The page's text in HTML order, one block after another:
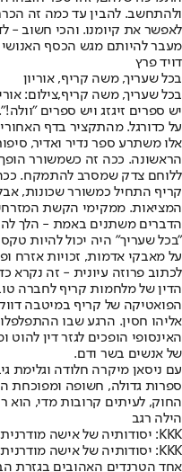
ולהתחשב. להבין עד כמה זה
לאפשר את קיומנו. והכי חשוב -
מעבר להיותם מגש הכסף האנושי
דויד פרץ
בכל שעריך, משה קריף, אוריון
בכל שעריך, משה קריף,צילום:
יש ספרים זיגזג ויש ספרים
על כדורגל. מהתקציר בדף
אלו משתרע ספר נדיר ואדיר,
הראשונה. ככה זה כשמשורר הופך
ללוחם צדק שמסרב להתמקח.
קריף התחיל כמשורר שכונות,
המציאות. ממקימי הקשת
הדברים משתנים באמת - הלך
"בכל שעריך" היה יכול להיות
על מאבקי אדמות, זכויות אזרח
לכתוב פרוזה עיונית - זה נקרא
הדין של מלחמות קריף לחברה
הפואטיקה של קריף במיטבה
אליהו חסין. הרגע שבו
האינסופי הופכים לגזר דין
של אנשים בשר ודם.
עם ניסאן מיקרה חלודה וגלימת
ספרות גדולה, חשופה
החוק, לעיתים קרובות מדי, הוא
הילה רגב
KKK: יסודותיה של אישה מודרנית, פאולינה טוכשניידר, תשע נשמות
KKK: יסודותיה של אישה מודרנית, פאולינה טוכשניידר,צילום: תשע נשמות
אחד הטרנדים האהובים בגזרת